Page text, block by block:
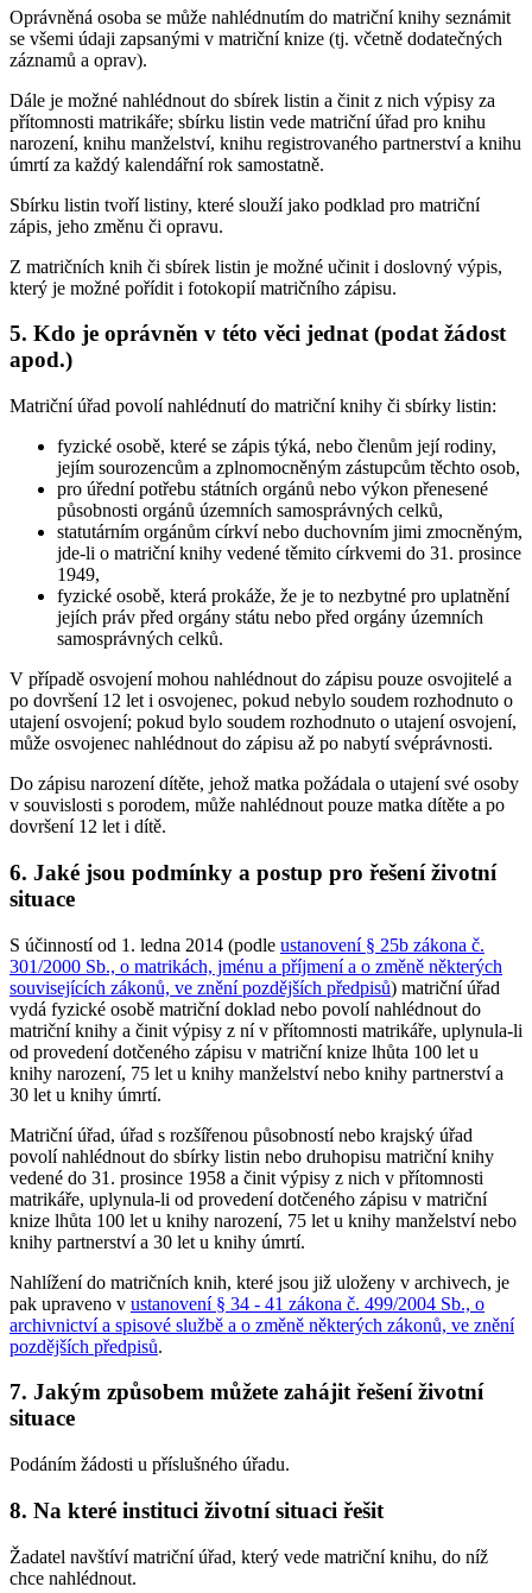
Oprávněná osoba se může nahlédnutím do matriční knihy seznámit
se všemi údaji zapsanými v matriční knize (tj. včetně dodatečných
záznamů a oprav).
Dále je možné nahlédnout do sbírek listin a činit z nich výpisy za
přítomnosti matrikáře; sbírku listin vede matriční úřad pro knihu
narození, knihu manželství, knihu registrovaného partnerství a knihu
úmrtí za každý kalendářní rok samostatně.
Sbírku listin tvoří listiny, které slouží jako podklad pro matriční
zápis, jeho změnu či opravu.
Z matričních knih či sbírek listin je možné učinit i doslovný výpis,
který je možné pořídit i fotokopií matričního zápisu.
5. Kdo je oprávněn v této věci jednat (podat žádost
apod.)
Matriční úřad povolí nahlédnutí do matriční knihy či sbírky listin:
fyzické osobě, které se zápis týká, nebo členům její rodiny,
jejím sourozencům a zplnomocněným zástupcům těchto osob,
pro úřední potřebu státních orgánů nebo výkon přenesené
působnosti orgánů územních samosprávných celků,
statutárním orgánům církví nebo duchovním jimi zmocněným,
jde-li o matriční knihy vedené těmito církvemi do 31. prosince
1949,
fyzické osobě, která prokáže, že je to nezbytné pro uplatnění
jejích práv před orgány státu nebo před orgány územních
samosprávných celků.
V případě osvojení mohou nahlédnout do zápisu pouze osvojitelé a
po dovršení 12 let i osvojenec, pokud nebylo soudem rozhodnuto o
utajení osvojení; pokud bylo soudem rozhodnuto o utajení osvojení,
může osvojenec nahlédnout do zápisu až po nabytí svéprávnosti.
Do zápisu narození dítěte, jehož matka požádala o utajení své osoby
v souvislosti s porodem, může nahlédnout pouze matka dítěte a po
dovršení 12 let i dítě.
6. Jaké jsou podmínky a postup pro řešení životní
situace
S účinností od 1. ledna 2014 (podle ustanovení § 25b zákona č.
301/2000 Sb., o matrikách, jménu a příjmení a o změně některých
souvisejících zákonů, ve znění pozdějších předpisů) matriční úřad
vydá fyzické osobě matriční doklad nebo povolí nahlédnout do
matriční knihy a činit výpisy z ní v přítomnosti matrikáře, uplynula-li
od provedení dotčeného zápisu v matriční knize lhůta 100 let u
knihy narození, 75 let u knihy manželství nebo knihy partnerství a
30 let u knihy úmrtí.
Matriční úřad, úřad s rozšířenou působností nebo krajský úřad
povolí nahlédnout do sbírky listin nebo druhopisu matriční knihy
vedené do 31. prosince 1958 a činit výpisy z nich v přítomnosti
matrikáře, uplynula-li od provedení dotčeného zápisu v matriční
knize lhůta 100 let u knihy narození, 75 let u knihy manželství nebo
knihy partnerství a 30 let u knihy úmrtí.
Nahlížení do matričních knih, které jsou již uloženy v archivech, je
pak upraveno v ustanovení § 34 - 41 zákona č. 499/2004 Sb., o
archivnictví a spisové službě a o změně některých zákonů, ve znění
pozdějších předpisů.
7. Jakým způsobem můžete zahájit řešení životní
situace
Podáním žádosti u příslušného úřadu.
8. Na které instituci životní situaci řešit
Žadatel navštíví matriční úřad, který vede matriční knihu, do níž
chce nahlédnout.